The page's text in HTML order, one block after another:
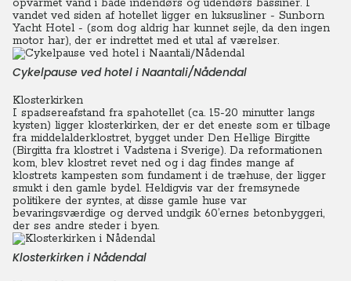
opvarmet vand i både indendørs og udendørs bassiner. I
vandet ved siden af hotellet ligger en luksusliner - Sunborn
Yacht Hotel - (som dog aldrig har kunnet sejle, da den ingen
motor har), der er indrettet med et utal af værelser.
Cykelpause ved hotel i Naantali/Nådendal
Klosterkirken
I spadsereafstand fra spahotellet (ca. 15-20 minutter langs
kysten) ligger klosterkirken, der er det eneste som er tilbage
fra middelalderklostret, bygget under Den Hellige Birgitte
(Birgitta fra klostret i Vadstena i Sverige). Da reformationen
kom, blev klostret revet ned og i dag findes mange af
klostrets kampesten som fundament i de træhuse, der ligger
smukt i den gamle bydel. Heldigvis var der fremsynede
politikere der syntes, at disse gamle huse var
bevaringsværdige og derved undgik 60’ernes betonbyggeri,
der ses andre steder i byen.
Klosterkirken i Nådendal